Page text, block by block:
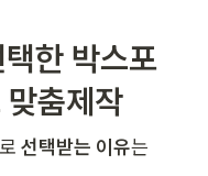
한 박스포
춤제작
선택받는 이유는